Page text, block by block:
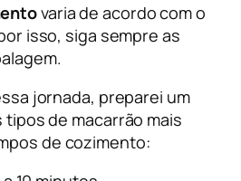
varia de acordo com o
isso, siga sempre as
jornada, preparei um
de macarrão mais
de cozimento: